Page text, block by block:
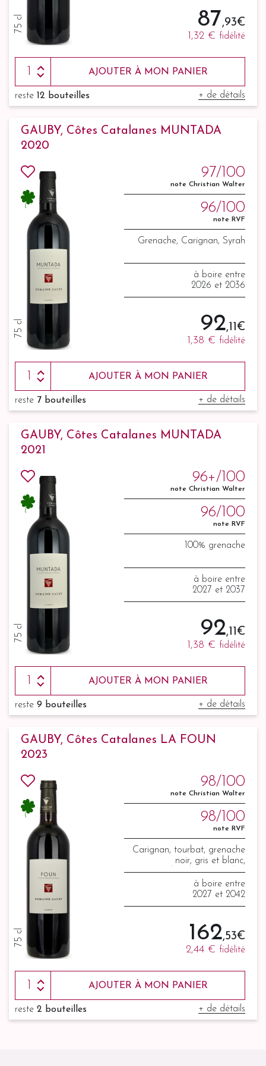
75 cl 87,93 €
1,32 € fidélité
AJOUTER À MON PANIER
reste 12 bouteilles + de détails
GAUBY, Côtes Catalanes MUNTADA
2020
75 cl
97/100
note Christian Walter
96/100
note RVF
Grenache, Carignan, Syrah
à boire entre
2026 et 2036
92,11 €
1,38 € fidélité
AJOUTER À MON PANIER
reste 7 bouteilles + de détails
GAUBY, Côtes Catalanes MUNTADA
2021
75 cl
96+/100
note Christian Walter
96/100
note RVF
100% grenache
à boire entre
2027 et 2037
92,11 €
1,38 € fidélité
AJOUTER À MON PANIER
reste 9 bouteilles + de détails
GAUBY, Côtes Catalanes LA FOUN
2023
75 cl
98/100
note Christian Walter
98/100
note RVF
Carignan, tourbat, grenache
noir, gris et blanc,
bourboulenc, rubia
à boire entre
2027 et 2042
162,53 €
2,44 € fidélité
AJOUTER À MON PANIER
reste 2 bouteilles + de détails